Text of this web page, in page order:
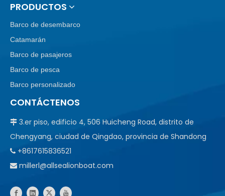
PRODUCTOS
Barco de desembarco
Catamarán
Barco de pasajeros
Barco de pesca
Barco personalizado
CONTÁCTENOS
 3.er piso, edificio 4, 506 Huicheng Road, distrito de
Chengyang, ciudad de Qingdao, provincia de Shandong
 +8617615836521
 millerl@allsealionboat.com